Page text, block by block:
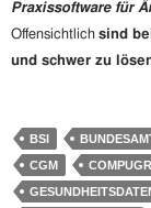
Praxissoftware für
Offensichtlich sind
und schwer zu
BSI
CGM